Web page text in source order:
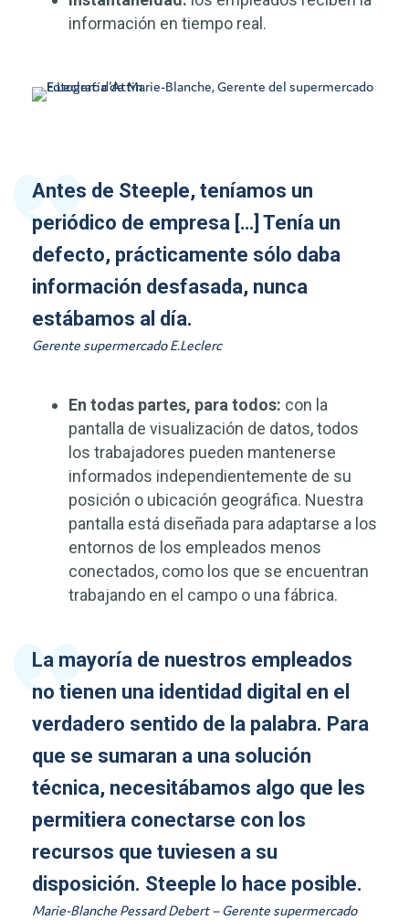
información en tiempo real.
Antes de Steeple, teníamos un
periódico de empresa […] Tenía un
defecto, prácticamente sólo daba
información desfasada, nunca
estábamos al día.
Gerente supermercado E.Leclerc
En todas partes, para todos: con la
pantalla de visualización de datos, todos
los trabajadores pueden mantenerse
informados independientemente de su
posición o ubicación geográfica. Nuestra
pantalla está diseñada para adaptarse a los
entornos de los empleados menos
conectados, como los que se encuentran
trabajando en el campo o una fábrica.
La mayoría de nuestros empleados
no tienen una identidad digital en el
verdadero sentido de la palabra. Para
que se sumaran a una solución
técnica, necesitábamos algo que les
permitiera conectarse con los
recursos que tuviesen a su
disposición. Steeple lo hace posible.
Marie-Blanche Pessard Debert – Gerente supermercado